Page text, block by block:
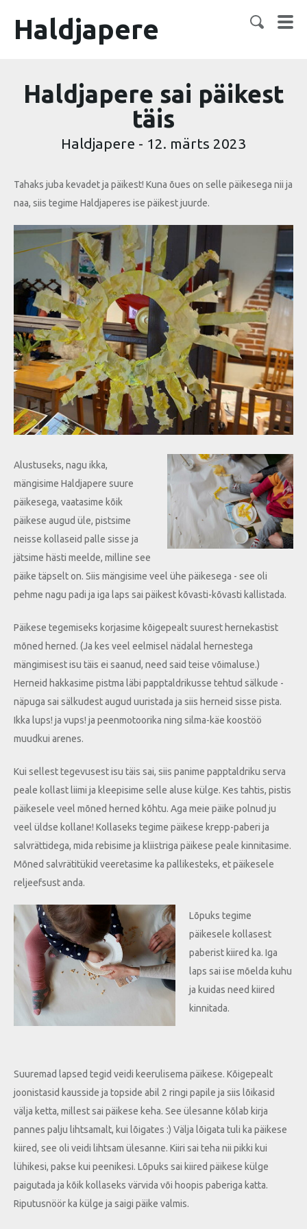
Haldjapere
Haldjapere sai päikest
täis
Haldjapere - 12. märts 2023
Tahaks juba kevadet ja päikest! Kuna õues on selle päikesega nii ja
naa, siis tegime Haldjaperes ise päikest juurde.
Alustuseks, nagu ikka,
mängisime Haldjapere suure
päikesega, vaatasime kõik
päikese augud üle, pistsime
neisse kollaseid palle sisse ja
jätsime hästi meelde, milline see
päike täpselt on. Siis mängisime veel ühe päikesega - see oli
pehme nagu padi ja iga laps sai päikest kõvasti-kõvasti kallistada.
Päikese tegemiseks korjasime kõigepealt suurest hernekastist
mõned herned. (Ja kes veel eelmisel nädalal hernestega
mängimisest isu täis ei saanud, need said teise võimaluse.)
Herneid hakkasime pistma läbi papptaldrikusse tehtud sälkude -
näpuga sai sälkudest augud uuristada ja siis herneid sisse pista.
Ikka lups! ja vups! ja peenmotoorika ning silma-käe koostöö
muudkui arenes.
Kui sellest tegevusest isu täis sai, siis panime papptaldriku serva
peale kollast liimi ja kleepisime selle aluse külge. Kes tahtis, pistis
päikesele veel mõned herned kõhtu. Aga meie päike polnud ju
veel üldse kollane! Kollaseks tegime päikese krepp-paberi ja
salvrättidega, mida rebisime ja kliistriga päikese peale kinnitasime.
Mõned salvrätitükid veeretasime ka pallikesteks, et päikesele
reljeefsust anda.
Lõpuks tegime
päikesele kollasest
paberist kiired ka. Iga
laps sai ise mõelda kuhu
ja kuidas need kiired
kinnitada.
Suuremad lapsed tegid veidi keerulisema päikese. Kõigepealt
joonistasid kausside ja topside abil 2 ringi papile ja siis lõikasid
välja ketta, millest sai päikese keha. See ülesanne kõlab kirja
pannes palju lihtsamalt, kui lõigates :) Välja lõigata tuli ka päikese
kiired, see oli veidi lihtsam ülesanne. Kiiri sai teha nii pikki kui
lühikesi, pakse kui peenikesi. Lõpuks sai kiired päikese külge
paigutada ja kõik kollaseks värvida või hoopis paberiga katta.
Riputusnöör ka külge ja saigi päike valmis.